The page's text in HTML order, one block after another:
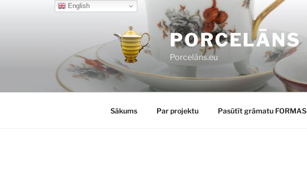
PORCELĀNS
Porcelāns.eu
Sākums Par projektu Pasūtīt grāmatu FORMAS
English